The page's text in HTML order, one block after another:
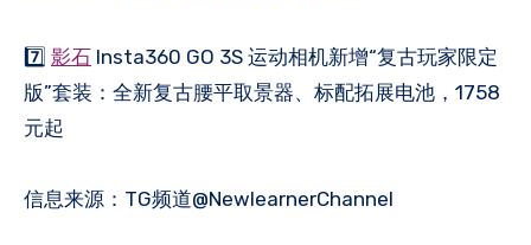
7️⃣ 影石 Insta360 GO 3S 运动相机新增“复古玩家限定
版”套装：全新复古腰平取景器、标配拓展电池，1758
元起
信息来源：TG频道@NewlearnerChannel